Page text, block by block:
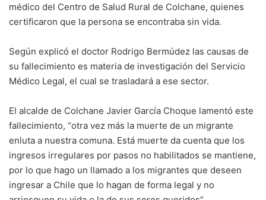
médico del Centro de Salud Rural de Colchane, quienes
certificaron que la persona se encontraba sin vida.
Según explicó el doctor Rodrigo Bermúdez las causas de
su fallecimiento es materia de investigación del Servicio
Médico Legal, el cual se trasladará a ese sector.
El alcalde de Colchane Javier García Choque lamentó este
fallecimiento, “otra vez más la muerte de un migrante
enluta a nuestra comuna. Está muerte da cuenta que los
ingresos irregulares por pasos no habilitados se mantiene,
por lo que hago un llamado a los migrantes que deseen
ingresar a Chile que lo hagan de forma legal y no